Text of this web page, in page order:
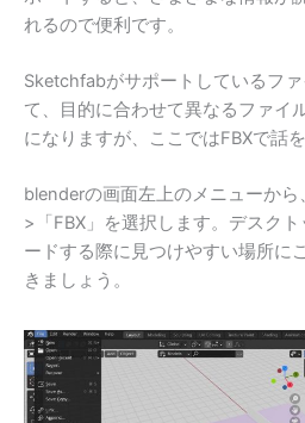
れるので便利です。
Sketchfabがサポートしているフ
て、目的に合わせて異なるファイ
になりますが、ここではFBXで話
blenderの画面左上のメニューから
>「FBX」を選択します。デスク
ードする際に見つけやすい場所に
きましょう。